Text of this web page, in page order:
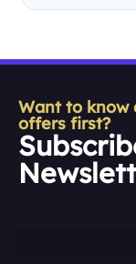
Want to know
offers first?